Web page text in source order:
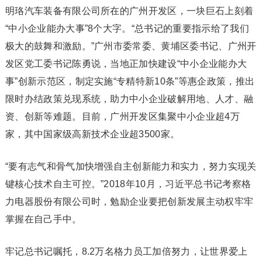
明珞汽车装备有限公司所在的广州开发区，一块巨石上刻着
“中小企业能办大事”8个大字。“总书记的重要指示给了我们
极大的鼓舞和激励。”广州市委常委、黄埔区委书记、广州开
发区党工委书记陈勇说，当地正加快建设“中小企业能办大
事”创新示范区，制定实施“专精特新10条”等惠企政策，推出
限时办结政策兑现系统，助力中小企业破解用地、人才、融
资、创新等难题。目前，广州开发区集聚中小企业超4万
家，其中国家级高新技术企业超3500家。
“要有志气和骨气加快增强自主创新能力和实力，努力实现关
键核心技术自主可控。”2018年10月，习近平总书记考察格
力电器股份有限公司时，勉励企业要把创新发展主动权牢牢
掌握在自己手中。
牢记总书记嘱托，8.2万名格力员工加倍努力，让世界爱上